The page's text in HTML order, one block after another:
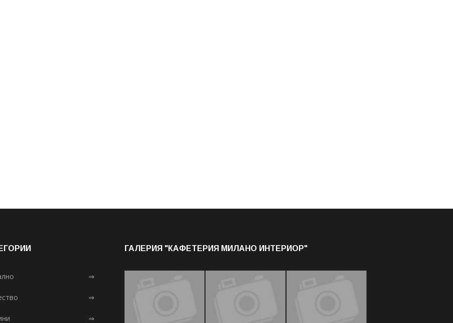
⇒
⇒
⇒
ГАЛЕРИЯ "КАФЕТЕРИЯ МИЛАНО ИНТЕРИОР"